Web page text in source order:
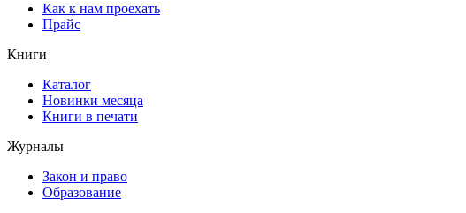
Как к нам проехать
Прайс
Книги
Каталог
Новинки месяца
Книги в печати
Журналы
Закон и право
Образование